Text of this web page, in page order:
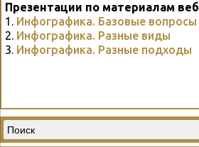
Презентации по материалам
1. Инфографика. Базовые вопросы
2. Инфографика. Разные виды
3. Инфографика. Разные подходы